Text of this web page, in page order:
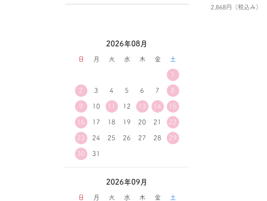
2,868円 （税込み）
2026年08月
日 月 火 水 木 金 土
1
2 3 4 5 6 7 8
9 10 11 12 13 14 15
16 17 18 19 20 21 22
23 24 25 26 27 28 29
30 31
2026年09月
日 月 火 水 木 金 土